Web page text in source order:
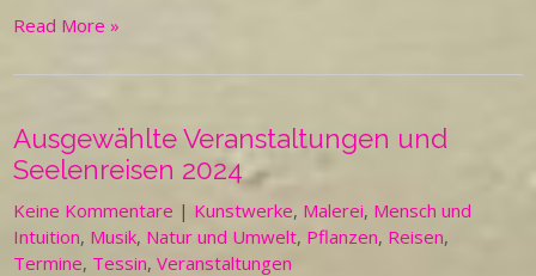
Read More »
Ausgewählte Veranstaltungen und
Seelenreisen 2024
Keine Kommentare | Kunstwerke, Malerei, Mensch und
Intuition, Musik, Natur und Umwelt, Pflanzen, Reisen,
Termine, Tessin,Veranstaltungen